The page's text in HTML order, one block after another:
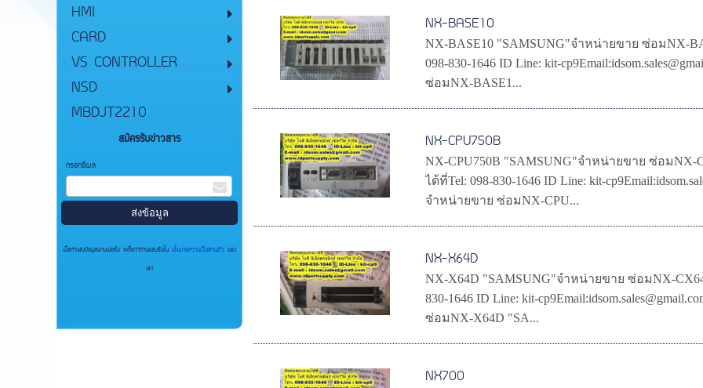
HMI
CARD
VS CONTROLLER
NSD
MBDJT2210
สมัครรับข่าวสาร
กรอกอีเมล
เมื่อท่านส่งข้อมูลผ่านฟอร์ม จะถือว่าท่านยอมรับในนโยบายความเป็นส่วนตัวของ
เรา
NX-BASE10
NX-BASE10 "SAMSUNG"จำหน่ายขาย ซ่อมNX-
098-830-1646 ID Line: kit-
ซ่อมNX-BASE1...
NX-CPU750B
NX-CPU750B "SAMSUNG"จำหน่ายขาย ซ่อม
ได้ที่Tel: 098-830-1646 ID Line: kit-
จำหน่ายขาย ซ่อมNX-CPU...
NX-X64D
NX-X64D "SAMSUNG"จำหน่ายขาย ซ่อมNX-
830-1646 ID Line: kit-
ซ่อมNX-X64D "SA...
NX700